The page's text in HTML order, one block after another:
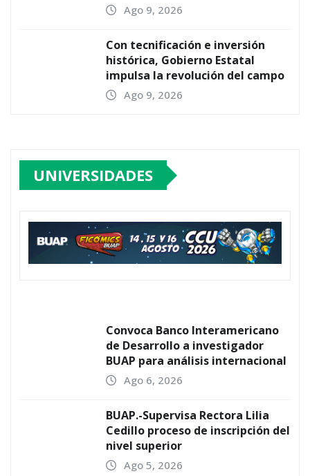
Ago 9, 2026
Con tecnificación e inversión
histórica, Gobierno Estatal
impulsa la revolución del campo
Ago 9, 2026
UNIVERSIDADES
Convoca Banco Interamericano
de Desarrollo a investigador
BUAP para análisis internacional
Ago 6, 2026
BUAP.-Supervisa Rectora Lilia
Cedillo proceso de inscripción del
nivel superior
Ago 5, 2026